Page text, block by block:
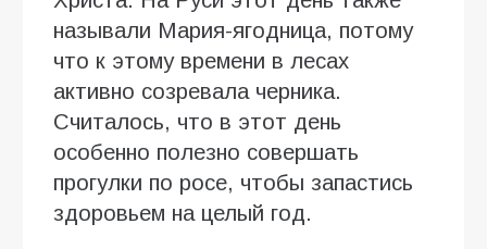
называли Мария-ягодница, потому
что к этому времени в лесах
активно созревала черника.
Считалось, что в этот день
особенно полезно совершать
прогулки по росе, чтобы запастись
здоровьем на целый год.